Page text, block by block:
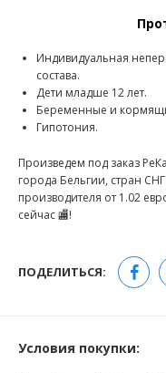
Индивидуальная
состава.
Дети младше 12 лет.
Беременные и
Гипотония.
Произведем под заказ
города Бельгии, стран
производителя от 1.02
сейчас 🏬!
ПОДЕЛИТЬСЯ:
Условия покупки: